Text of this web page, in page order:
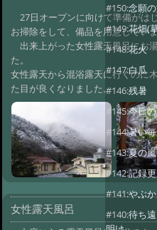
27日オープンに向けて準備がは
お掃除をして、備品を用意していま
出来上がった女性露天風呂にお
た。
女性露天から混浴露天に行くのに
た目が良くなりました。
女性露天風呂
#150:念願
#149:花畑(
#148:花火
#147:白瓜
#146:残暑
#145:今日
#144:暑い
#143:夏の嵐
#142:記録
#141:やぶ
#140:待ち